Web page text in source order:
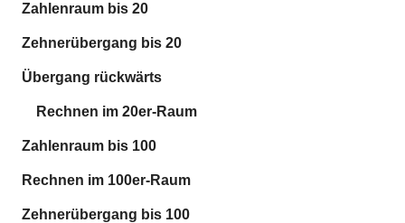
Zahlenraum bis 20
Zehnerübergang bis 20
Übergang rückwärts
Rechnen im 20er-Raum
Zahlenraum bis 100
Rechnen im 100er-Raum
Zehnerübergang bis 100